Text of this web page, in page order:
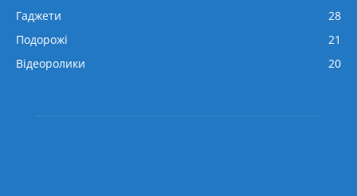
Гаджети
28
Подорожі
21
Відеоролики
20